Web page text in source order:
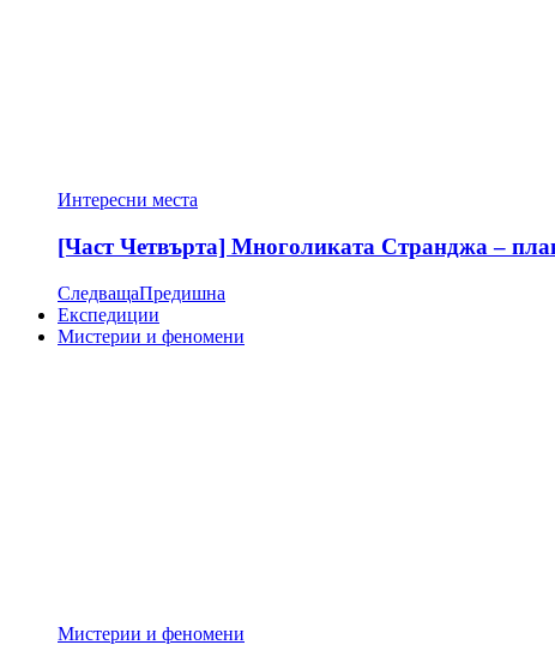
Интересни места
[Част Четвърта] Многоликата Странджа –
СледващаПредишна
Експедиции
Мистерии и феномени
Мистерии и феномени